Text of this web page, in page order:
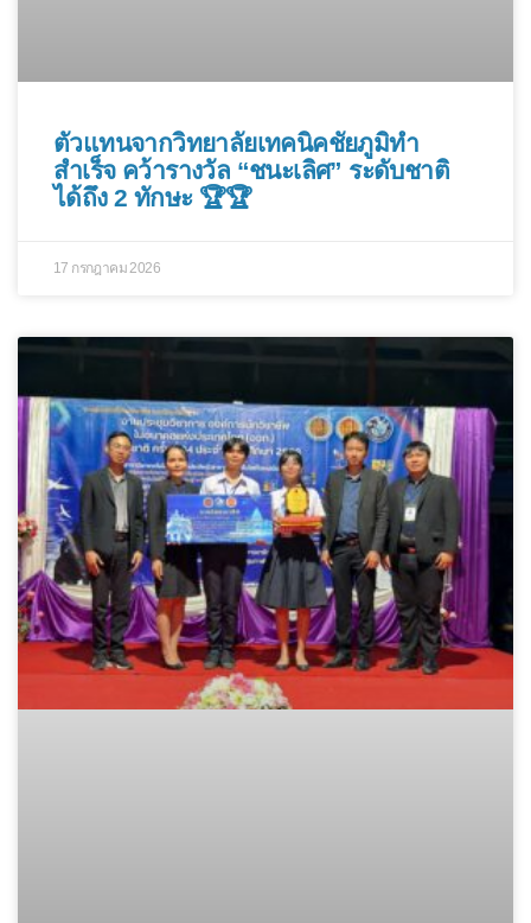
ตัวแทนจากวิทยาลัยเทคนิคชัยภูมิทำ
สำเร็จ คว้ารางวัล “ชนะเลิศ” ระดับชาติ
ได้ถึง 2 ทักษะ 🏆🏆
17 กรกฎาคม 2026